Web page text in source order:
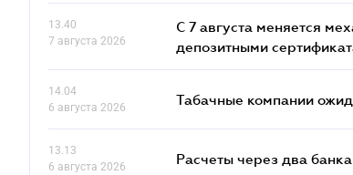
13.40
7 августа 2026
С 7 августа меняется
депозитными
14.04
6 августа 2026
Табачные компании
13.13
6 августа 2026
Расчеты через два